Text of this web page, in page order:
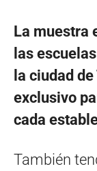
La muestra
las
la ciudad
exclusivo
cada
También